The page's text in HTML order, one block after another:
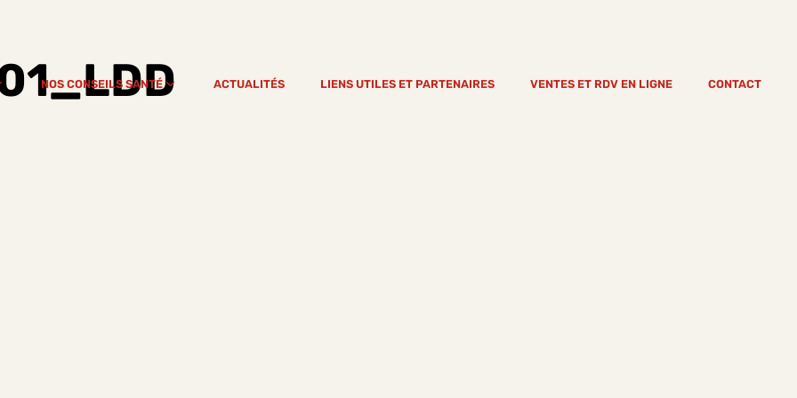
NOS CONSEILS SANTÉ ACTUALITÉS LIENS UTILES ET PARTENAIRES VENTES ET RDV EN LIGNE CONTACT